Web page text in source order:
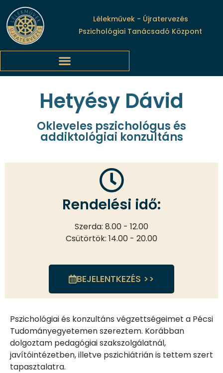
Lélekművek - Újratervezés
Pszichológiai Tanácsadó Központ
Hetyésy Dávid
Okleveles pszichológus és
addiktológiai konzultáns
Rendelési idő:
Szerda: 8.00 - 12.00
Csütörtök: 14.00 - 20.00
BEJELENTKEZÉS >>
Pszichológiai és konzultáns végzettségeimet a Pécsi
Tudományegyetemen szereztem. Korábban
dolgoztam pedagógiai szakszolgálatnál,
javítóintézetben, illetve pszichiátrián is tettem szert
tapasztalatra.